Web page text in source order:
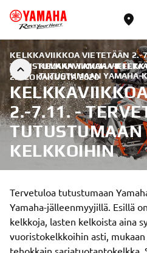
KELKKAVIIKKOA
TUTUSTUMAAN YAMAHA-
KELKKAVIIKKOA VIETETÄÄN 2.-
TUTUSTUMAAN YAMAHA-
25. LOKAKUUTA 2020
2.-7.11. -
KELKKOIHIN
Tervetuloa tutustumaan
Yamaha-jälleenmyyjillä. Esillä
kelkkoja, lasten kelkoista aina
vuoristokelkkoihin asti,
tehokkain sarjatuotantokelkka,